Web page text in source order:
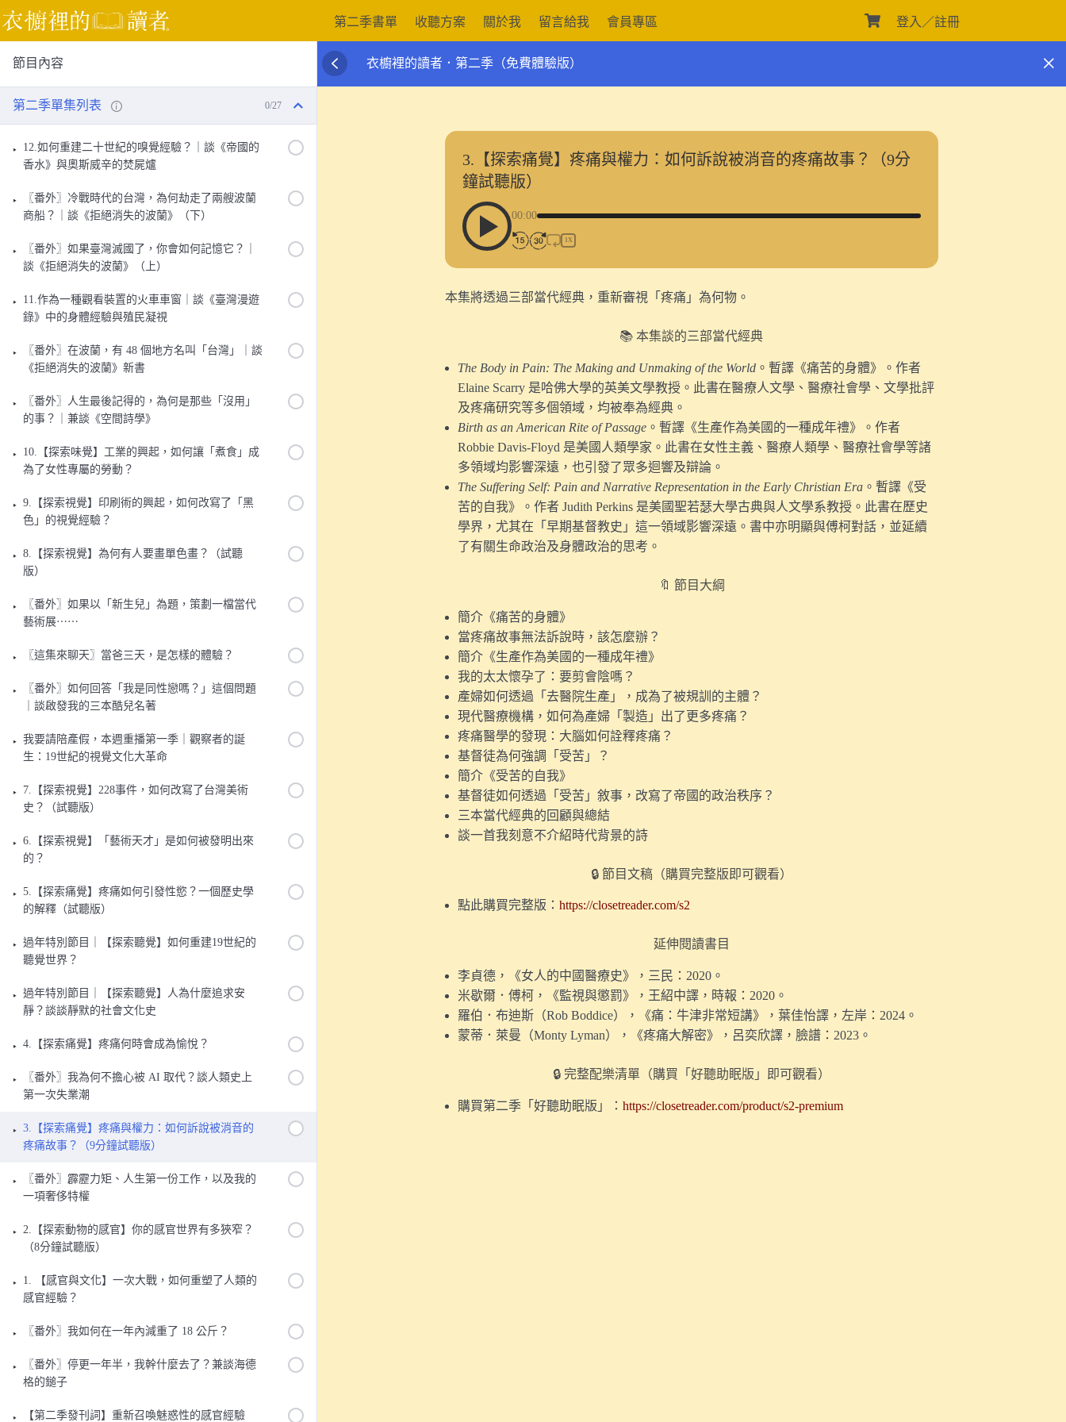
跳
至
內
第二季書單 收聽方案 關於我 留言給我 會員專區
購
登入／註冊
節目內容
第二季單集列表 0/27
12.如何重建二十世紀的嗅覺經驗？｜談《帝國的
香水》與奧斯威辛的焚屍爐
〖番外〗冷戰時代的台灣，為何劫走了兩艘波蘭
商船？｜談《拒絕消失的波蘭》（下）
〖番外〗如果臺灣滅國了，你會如何記憶它？｜
談《拒絕消失的波蘭》（上）
11.作為一種觀看裝置的火車車窗｜談《臺灣漫遊
錄》中的身體經驗與殖民凝視
〖番外〗在波蘭，有 48 個地方名叫「台灣」｜談
《拒絕消失的波蘭》新書
〖番外〗人生最後記得的，為何是那些「沒用」
的事？｜兼談《空間詩學》
10.【探索味覺】工業的興起，如何讓「煮食」成
為了女性專屬的勞動？
9.【探索視覺】印刷術的興起，如何改寫了「黑
色」的視覺經驗？
8.【探索視覺】為何有人要畫單色畫？（試聽
版）
〖番外〗如果以「新生兒」為題，策劃一檔當代
藝術展⋯⋯
〖這集來聊天〗當爸三天，是怎樣的體驗？
〖番外〗如何回答「我是同性戀嗎？」這個問題
｜談啟發我的三本酷兒名著
我要請陪產假，本週重播第一季｜觀察者的誕
生：19世紀的視覺文化大革命
7.【探索視覺】228事件，如何改寫了台灣美術
史？（試聽版）
6.【探索視覺】「藝術天才」是如何被發明出來
的？
5.【探索痛覺】疼痛如何引發性慾？一個歷史學
的解釋（試聽版）
過年特別節目｜【探索聽覺】如何重建19世紀的
聽覺世界？
過年特別節目｜【探索聽覺】人為什麼追求安
靜？談談靜默的社會文化史
4.【探索痛覺】疼痛何時會成為愉悅？
〖番外〗我為何不擔心被 AI 取代？談人類史上
第一次失業潮
3.【探索痛覺】疼痛與權力：如何訴說被消音的
疼痛故事？（9分鐘試聽版）
〖番外〗霹靂力矩、人生第一份工作，以及我的
一項奢侈特權
2.【探索動物的感官】你的感官世界有多狹窄？
（8分鐘試聽版）
1. 【感官與文化】一次大戰，如何重塑了人類的
感官經驗？
〖番外〗我如何在一年內減重了 18 公斤？
〖番外〗停更一年半，我幹什麼去了？兼談海德
格的鎚子
【第二季發刊詞】重新召喚魅惑性的感官經驗
衣櫥裡的讀者．第二季（免費體驗版）
3.【探索痛覺】疼痛與權力：如何訴說被消音的疼痛故事？（9分
鐘試聽版）
00:00
1X
本集將透過三部當代經典，重新審視「疼痛」為何物。
📚 本集談的三部當代經典
The Body in Pain: The Making and Unmaking of the World 。暫譯《痛苦的身體》。作者
Elaine Scarry 是哈佛大學的英美文學教授。此書在醫療人文學、醫療社會學、文學批評
及疼痛研究等多個領域，均被奉為經典。
Birth as an American Rite of Passage 。暫譯《生產作為美國的一種成年禮》。作者
Robbie Davis-Floyd 是美國人類學家。此書在女性主義、醫療人類學、醫療社會學等諸
多領域均影響深遠，也引發了眾多迴響及辯論。
The Suffering Self: Pain and Narrative Representation in the Early Christian Era 。暫譯《受
苦的自我》。作者 Judith Perkins 是美國聖若瑟大學古典與人文學系教授。此書在歷史
學界，尤其在「早期基督教史」這一領域影響深遠。書中亦明顯與傅柯對話，並延續
了有關生命政治及身體政治的思考。
🔖 節目大綱
簡介《痛苦的身體》
當疼痛故事無法訴說時，該怎麼辦？
簡介《生產作為美國的一種成年禮》
我的太太懷孕了：要剪會陰嗎？
產婦如何透過「去醫院生產」，成為了被規訓的主體？
現代醫療機構，如何為產婦「製造」出了更多疼痛？
疼痛醫學的發現：大腦如何詮釋疼痛？
基督徒為何強調「受苦」？
簡介《受苦的自我》
基督徒如何透過「受苦」敘事，改寫了帝國的政治秩序？
三本當代經典的回顧與總結
談一首我刻意不介紹時代背景的詩
🔒 節目文稿（購買完整版即可觀看）
點此購買完整版：https://closetreader.com/s2
延伸閱讀書目
李貞德，《女人的中國醫療史》，三民：2020。
米歇爾．傅柯，《監視與懲罰》，王紹中譯，時報：2020。
羅伯．布迪斯（Rob Boddice），《痛：牛津非常短講》，葉佳怡譯，左岸：2024。
蒙蒂．萊曼（Monty Lyman），《疼痛大解密》，呂奕欣譯，臉譜：2023。
🔒 完整配樂清單（購買「好聽助眠版」即可觀看）
購買第二季「好聽助眠版」：https://closetreader.com/product/s2-premium